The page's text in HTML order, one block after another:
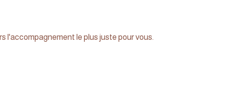
l'accompagnement le plus juste pour vous.